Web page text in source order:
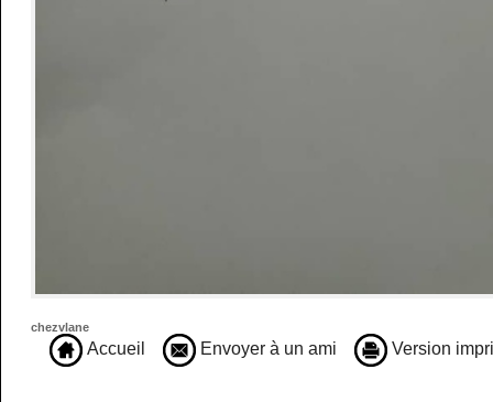
chezvlane
Accueil Envoyer à un ami Version